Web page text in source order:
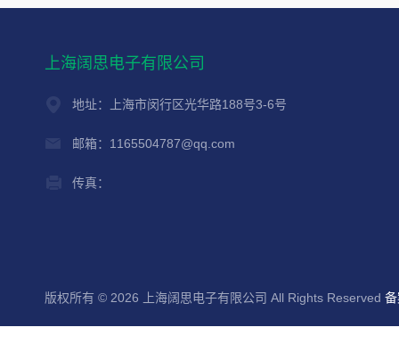
上海阔思电子有限公司
地址：上海市闵行区光华路188号3-6号
邮箱：1165504787@qq.com
传真：
版权所有 © 2026 上海阔思电子有限公司 All Rights Reserved